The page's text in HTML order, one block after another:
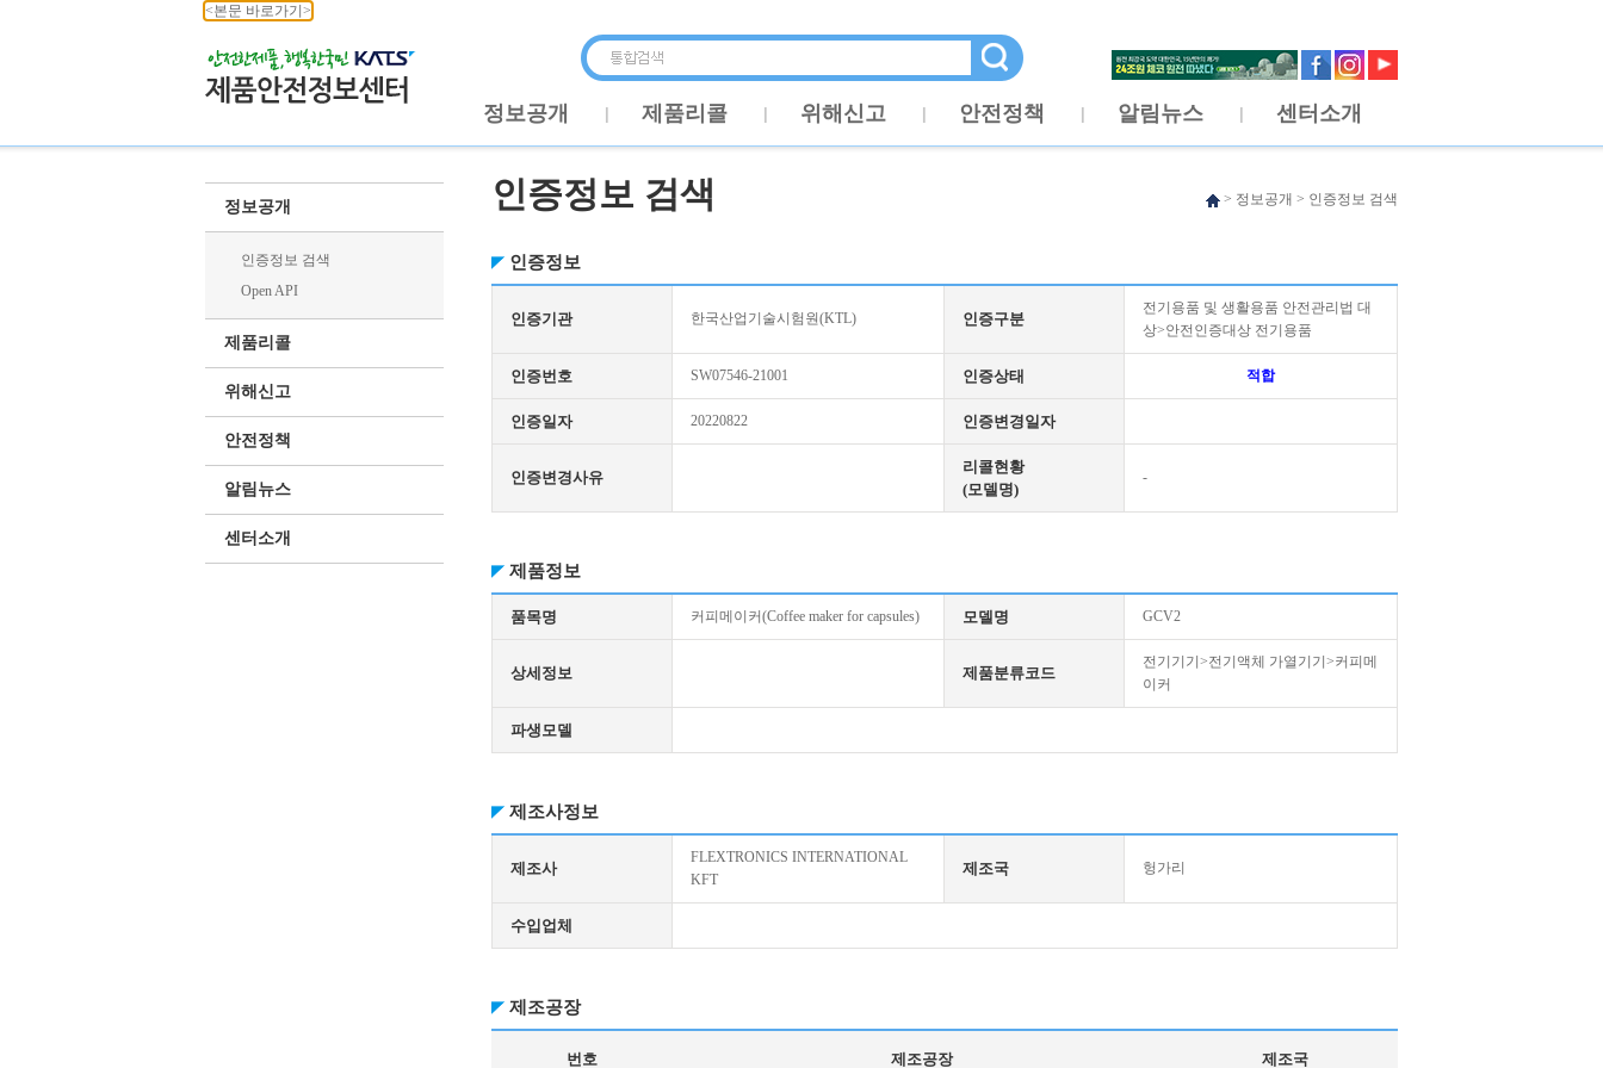
<본문 바로가기>
정보공개 제품리콜 위해신고 안전정책 알림뉴스 센터소개
정보공개
인증정보 검색
Open API
제품리콜
위해신고
안전정책
알림뉴스
센터소개
인증정보 검색 > 정보공개 > 인증정보 검색
인증정보
인증기관 한국산업기술시험원(KTL) 인증구분
전기용품 및 생활용품 안전관리법 대
상>안전인증대상 전기용품
인증번호 SW07546-21001 인증상태 적합
인증일자 20220822 인증변경일자
인증변경사유
리콜현황
(모델명)
-
제품정보
품목명 커피메이커(Coffee maker for capsules) 모델명 GCV2
상세정보 제품분류코드
전기기기>전기액체 가열기기>커피메
이커
파생모델
제조사정보
제조사
FLEXTRONICS INTERNATIONAL
KFT
제조국 헝가리
수입업체
제조공장
번호 제조공장 제조국